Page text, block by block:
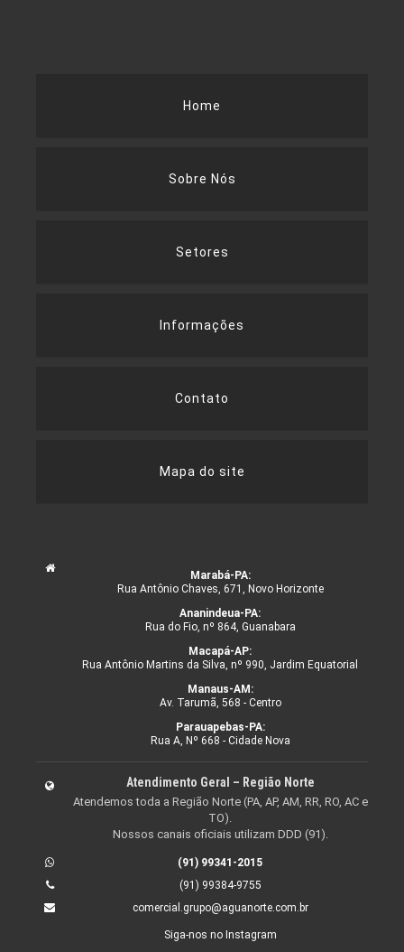
Home
Sobre Nós
Setores
Informações
Contato
Mapa do site
Marabá-PA:
Rua Antônio Chaves, 671, Novo Horizonte
Ananindeua-PA:
Rua do Fio, nº 864, Guanabara
Macapá-AP:
Rua Antônio Martins da Silva, nº 990, Jardim Equatorial
Manaus-AM:
Av. Tarumã, 568 - Centro
Parauapebas-PA:
Rua A, Nº 668 - Cidade Nova
Atendimento Geral – Região Norte
Atendemos toda a Região Norte (PA, AP, AM, RR, RO, AC e
TO).
Nossos canais oficiais utilizam DDD (91).
(91) 99341-2015
(91) 99384-9755
comercial.grupo@aguanorte.com.br
Siga-nos no Instagram